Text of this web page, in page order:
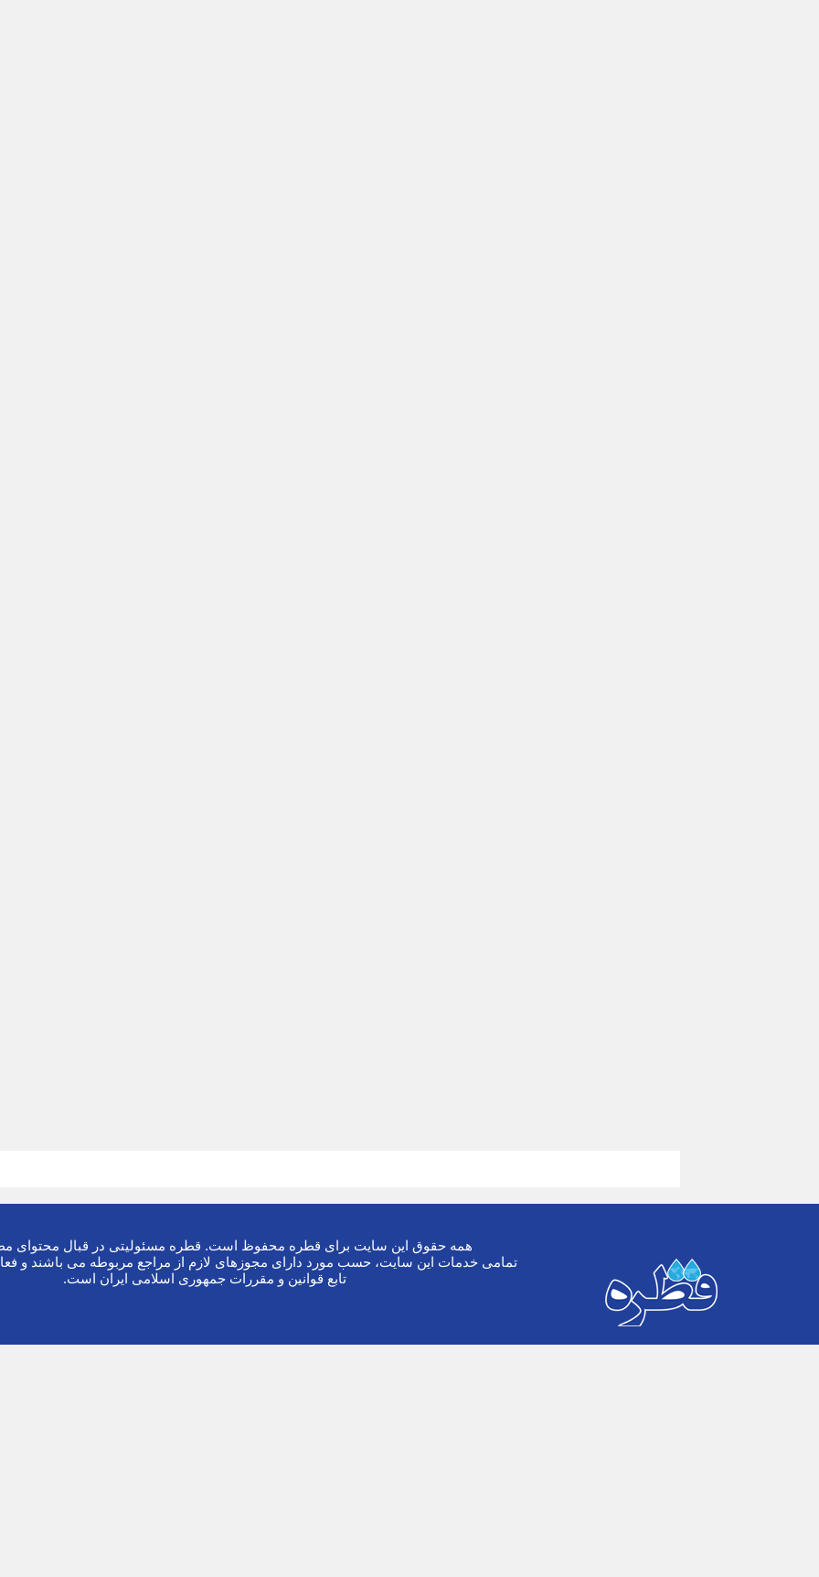
همه حقوق این سایت برای قطره محفوظ است. قطره مسئولیتی در قبال محتوای
تمامی خدمات این سایت، حسب مورد دارای مجوزهای لازم از مراجع مربوطه می باشند و
تابع قوانین و مقررات جمهوری اسلامی ایران است.